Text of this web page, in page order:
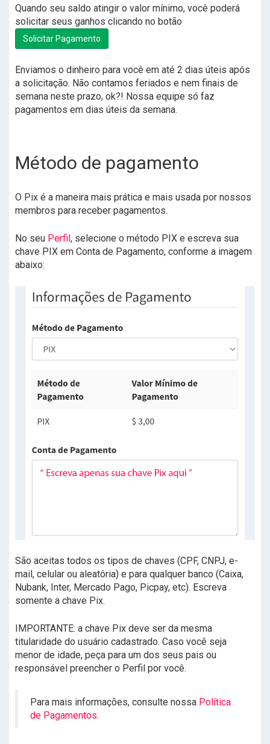
Quando seu saldo atingir o valor mínimo, você poderá
solicitar seus ganhos clicando no botão
Solicitar Pagamento
Enviamos o dinheiro para você em até 2 dias úteis após
a solicitação. Não contamos feriados e nem finais de
semana neste prazo, ok?! Nossa equipe só faz
pagamentos em dias úteis da semana.
Método de pagamento
O Pix é a maneira mais prática e mais usada por nossos
membros para receber pagamentos.
No seu Perfil, selecione o método PIX e escreva sua
chave PIX em Conta de Pagamento, conforme a imagem
abaixo:
São aceitas todos os tipos de chaves (CPF, CNPJ, e-
mail, celular ou aleatória) e para qualquer banco (Caixa,
Nubank, Inter, Mercado Pago, Picpay, etc). Escreva
somente a chave Pix.
IMPORTANTE: a chave Pix deve ser da mesma
titularidade do usuário cadastrado. Caso você seja
menor de idade, peça para um dos seus pais ou
responsável preencher o Perfil por você.
Para mais informações, consulte nossa Política
de Pagamentos.